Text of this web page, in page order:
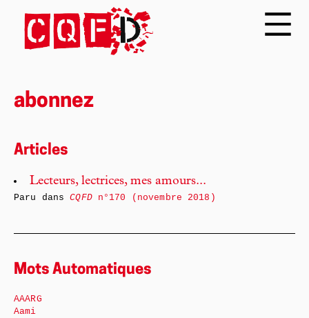
abonnez
Articles
Lecteurs, lectrices, mes amours...
Paru dansCQFDn°170 (novembre 2018)
Mots Automatiques
AAARG
Aami